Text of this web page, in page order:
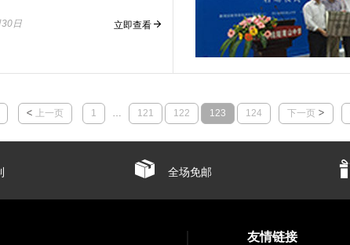
日 立即查看
上一页 1 … 121 122 123 124 下一页
全场免邮
友情链接